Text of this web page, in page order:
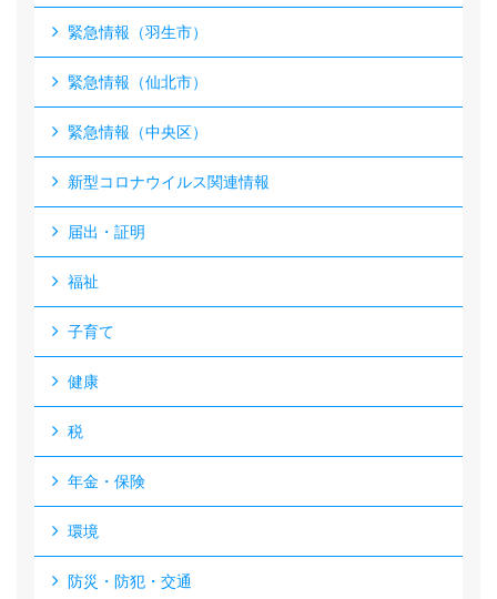
緊急情報（羽生市）
緊急情報（仙北市）
緊急情報（中央区）
新型コロナウイルス関連情報
届出・証明
福祉
子育て
健康
税
年金・保険
環境
防災・防犯・交通